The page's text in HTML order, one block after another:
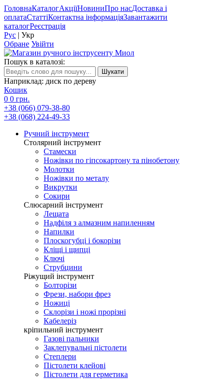
ГоловнаКаталогАкціїНовиниПро насДоставка і
оплатаСтаттіКонтактна інформаціяЗавантажити
каталогРеєстрація
Рус | Укр
Обране Увійти
Пошук в каталозі:
Наприклад: диск по дереву
Кошик
0 0 грн.
+38 (066) 079-38-80
+38 (068) 224-49-33
Ручний інструмент
Столярний інструмент
Стамески
Ножівки по гіпсокартону та пінобетону
Молотки
Ножівки по металу
Викрутки
Сокири
Слюсарний інструмент
Лещата
Надфіля з алмазним напиленням
Напилки
Плоскогубці і бокорізи
Кліщі і щипці
Ключі
Струбцини
Ріжущий інструмент
Болторізи
Фрези, набори фрез
Ножиці
Склорізи і ножі прорізні
Кабелеріз
кріпильний інструмент
Газові пальники
Заклепувальні пістолети
Степлери
Пістолети клейові
Пістолети для герметика